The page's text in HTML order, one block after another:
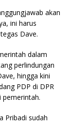
akan
ini harus
Dave.
dalam
perlindungan
hingga kini
PDP di DPR
pemerintah.
Pribadi sudah